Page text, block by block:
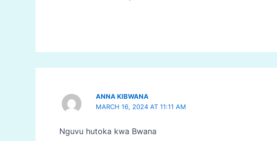
ANNA KIBWANA
MARCH 16, 2024 AT 11:11 AM
Nguvu hutoka kwa Bwana